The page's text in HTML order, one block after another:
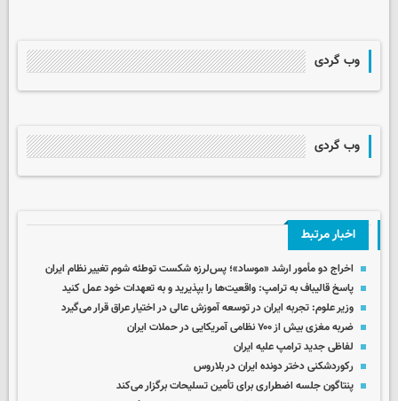
وب گردی
وب گردی
اخبار مرتبط
اخراج دو مأمور ارشد «موساد»؛ پس‌لرزه شکست توطئه شوم تغییر نظام ایران
پاسخ قالیباف به ترامپ: واقعیت‌ها را بپذیرید و به تعهدات خود عمل کنید
وزیر علوم: تجربه ایران در توسعه آموزش عالی در اختیار عراق قرار می‌گیرد
ضربه مغزی بیش از ۷۰۰ نظامی آمریکایی در حملات ایران
لفاظی جدید ترامپ علیه ایران
رکوردشکنی دختر دونده ایران در بلاروس
پنتاگون جلسه اضطراری برای تأمین تسلیحات برگزار می‌کند